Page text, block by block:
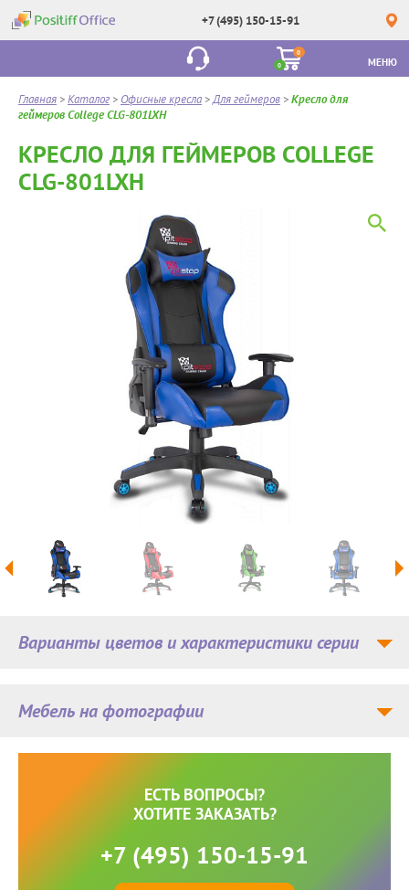
+7 (495) 150-15-91
0
0
МЕНЮ
Главная >Каталог > Офисные кресла >Для геймеров >Кресло для
геймеров College CLG-801LXH
КРЕСЛО ДЛЯ ГЕЙМЕРОВ COLLEGE
CLG-801LXH
Мебель на фотографии
Варианты цветов и характеристики серии
ЕСТЬ ВОПРОСЫ?
ХОТИТЕ ЗАКАЗАТЬ?
+7 (495) 150-15-91